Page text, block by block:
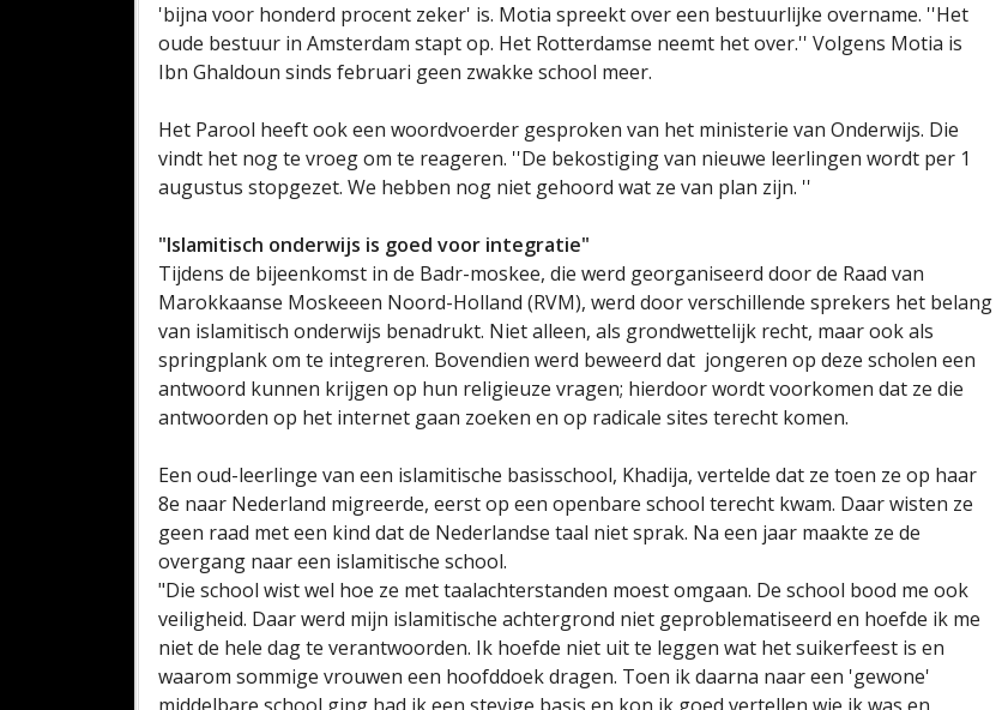
'bijna voor honderd procent zeker' is. Motia spreekt over een bestuurlijke overname. ''Het
oude bestuur in Amsterdam stapt op. Het Rotterdamse neemt het over.'' Volgens Motia is
Ibn Ghaldoun sinds februari geen zwakke school meer.
Het Parool heeft ook een woordvoerder gesproken van het ministerie van Onderwijs. Die
vindt het nog te vroeg om te reageren. ''De bekostiging van nieuwe leerlingen wordt per 1
augustus stopgezet. We hebben nog niet gehoord wat ze van plan zijn. ''
"Islamitisch onderwijs is goed voor integratie"
Tijdens de bijeenkomst in de Badr-moskee, die werd georganiseerd door de Raad van
Marokkaanse Moskeeen Noord-Holland (RVM), werd door verschillende sprekers het belang
van islamitisch onderwijs benadrukt. Niet alleen, als grondwettelijk recht, maar ook als
springplank om te integreren. Bovendien werd beweerd dat jongeren op deze scholen een
antwoord kunnen krijgen op hun religieuze vragen; hierdoor wordt voorkomen dat ze die
antwoorden op het internet gaan zoeken en op radicale sites terecht komen.
Een oud-leerlinge van een islamitische basisschool, Khadija, vertelde dat ze toen ze op haar
8e naar Nederland migreerde, eerst op een openbare school terecht kwam. Daar wisten ze
geen raad met een kind dat de Nederlandse taal niet sprak. Na een jaar maakte ze de
overgang naar een islamitische school.
"Die school wist wel hoe ze met taalachterstanden moest omgaan. De school bood me ook
veiligheid. Daar werd mijn islamitische achtergrond niet geproblematiseerd en hoefde ik me
niet de hele dag te verantwoorden. Ik hoefde niet uit te leggen wat het suikerfeest is en
waarom sommige vrouwen een hoofddoek dragen. Toen ik daarna naar een 'gewone'